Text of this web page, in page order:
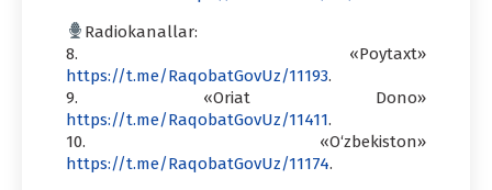
Radiokanallar:
8. «Poytaxt»
https://t.me/RaqobatGovUz/11193.
9. «Oriat Dono»
https://t.me/RaqobatGovUz/11411.
10. «O‘zbekiston»
https://t.me/RaqobatGovUz/11174.